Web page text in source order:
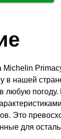
в нашей
любую погоду.
Это
для